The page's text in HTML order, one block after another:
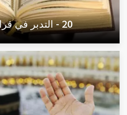
20 - التدبر في قراءة القرآن